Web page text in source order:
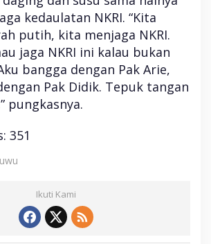
kedaulatan NKRI. “Kita
putih, kita menjaga NKRI.
jaga NKRI ini kalau bukan
bangga dengan Pak Arie,
Pak Didik. Tepuk tangan
pungkasnya.
351
Ikuti Kami